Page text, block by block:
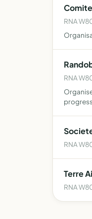
RNA
RNA
RNA
Terre
RNA